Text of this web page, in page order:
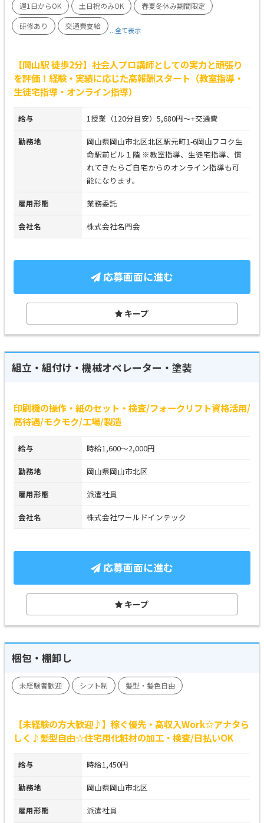
週1日からOK 土日祝のみOK
春夏冬休み期間限定
研修あり
交通費支給 ...全て表示
【岡山駅 徒歩2分】社会人プロ講師としての実力と頑張り
を評価！経験・実績に応じた高報酬スタート（教室指導・
生徒宅指導・オンライン指導）
給与 1授業（120分目安）5,680円～+交通費
勤務地
岡山県岡山市北区北区駅元町1-6岡山フコク生
命駅前ビル１階 ※教室指導、生徒宅指導、慣
れてきたらご自宅からのオンライン指導も可
能になります。
雇用形態 業務委託
会社名 株式会社名門会
応募画面に進む
キープ
組立・組付け・機械オペレーター・塗装
印刷機の操作・紙のセット・検査/フォークリフト資格活用/
高待遇/モクモク/工場/製造
給与 時給1,600～2,000円
勤務地 岡山県岡山市北区
雇用形態 派遣社員
会社名 株式会社ワールドインテック
応募画面に進む
キープ
梱包・棚卸し
未経験者歓迎 シフト制 髪型・髪色自由
【未経験の方大歓迎♪】稼ぐ優先・高収入Work☆アナタら
しく♪髪型自由☆住宅用化粧材の加工・検査/日払いOK
給与 時給1,450円
勤務地 岡山県岡山市北区
雇用形態 派遣社員